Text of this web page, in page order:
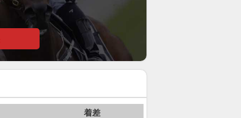
着差